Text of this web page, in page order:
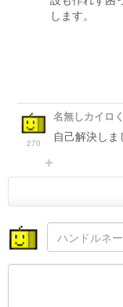
します。
270
名無しカイロ
自己解決しま